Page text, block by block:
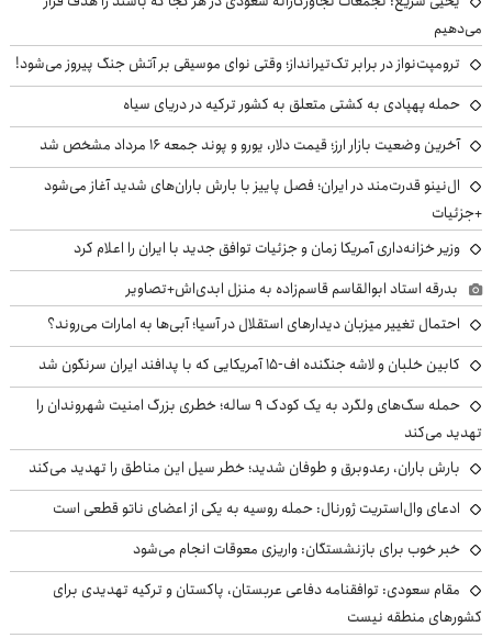
می‌دهیم
ترومپت‌نواز در برابر تک‌تیرانداز؛ وقتی نوای موسیقی بر آتش جنگ پیروز می‌شود!
حمله پهپادی به کشتی متعلق به کشور ترکیه در دریای سیاه
آخرین وضعیت بازار ارز؛ قیمت دلار، یورو و پوند جمعه ۱۶ مرداد مشخص شد
ال‌نینو قدرت‌مند در ایران؛ فصل پاییز با بارش باران‌های شدید آغاز می‌شود
+جزئیات
وزیر خزانه‌داری آمریکا زمان و جزئیات توافق جدید با ایران را اعلام کرد
بدرقه استاد ابوالقاسم قاسم‌زاده به منزل ابدی‌اش+تصاویر
احتمال تغییر میزبان دیدارهای استقلال در آسیا؛ آبی‌ها به امارات می‌روند؟
کابین خلبان و لاشه جنگنده اف-۱۵ آمریکایی که با پدافند ایران سرنگون شد
حمله سگ‌های ولگرد به یک کودک ۹ ساله؛ خطری بزرگ امنیت شهروندان را
تهدید می‌کند
بارش باران، رعدوبرق و طوفان شدید؛ خطر سیل این مناطق را تهدید می‌کند
ادعای وال‌استریت ژورنال: حمله روسیه به یکی از اعضای ناتو قطعی است
خبر خوب برای بازنشستگان: واریزی معوقات انجام می‌شود
مقام سعودی: توافقنامه دفاعی عربستان، پاکستان و ترکیه تهدیدی برای
کشورهای منطقه نیست